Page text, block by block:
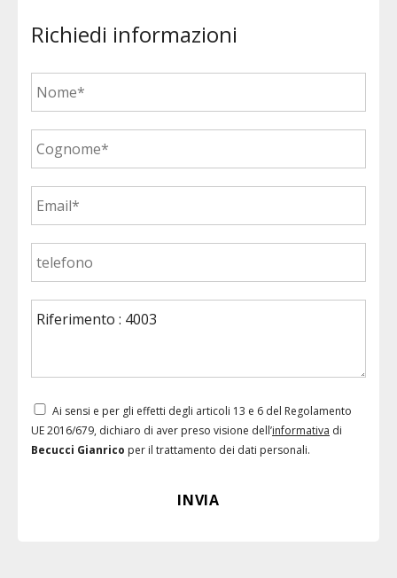
Richiedi informazioni
Ai sensi e per gli effetti degli articoli 13 e 6 del Regolamento
UE 2016/679, dichiaro di aver preso visione dell’informativa di
Becucci Gianrico per il trattamento dei dati personali.